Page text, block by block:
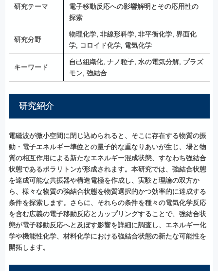
研究テーマ
電子移動反応への影響解明とその応用性の
探索
研究分野
物理化学, 非線形科学, 非平衡化学, 界面化
学, コロイド化学, 電気化学
キーワード
自己組織化, ナノ粒子, 水の電気分解, プラズ
モン, 強結合
研究紹介
電磁波が微小空間に閉じ込められると、そこに存在する物質の振
動・電子エネルギー準位との量子的な重なりあいが生じ、場と物
質の相互作用による新たなエネルギー混成状態、すなわち強結合
状態であるポラリトンが形成されます。本研究では、強結合状態
を達成可能な共振器や構造電極を作成し、実験と理論の双方か
ら、様々な物質の強結合状態を物質選択的かつ効率的に達成する
条件を探索します。さらに、それらの条件を種々の電気化学反応
を含む広義の電子移動反応とカップリングすることで、強結合状
態が電子移動反応へと及ぼす影響を詳細に調査し、エネルギー化
学や機能性化学、材料化学における強結合状態の新たな可能性を
開拓します。